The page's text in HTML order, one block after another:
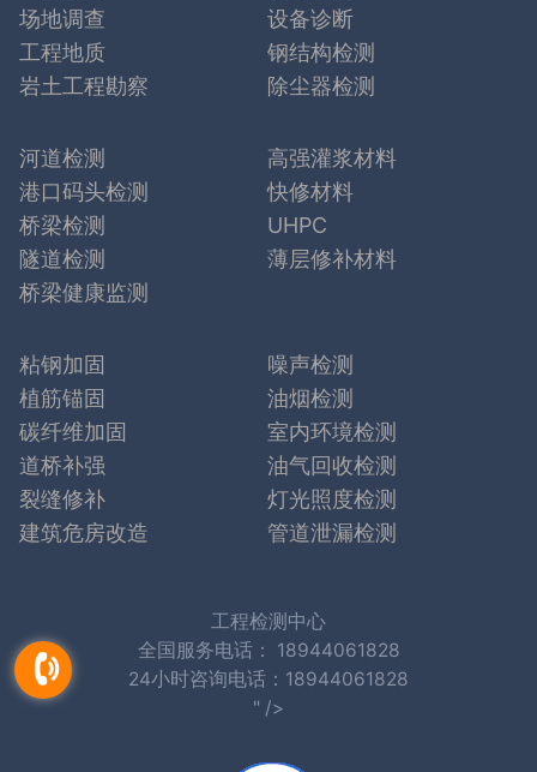
场地调查
工程地质
岩土工程勘察
设备诊断
钢结构检测
除尘器检测
河道检测
港口码头检测
桥梁检测
隧道检测
桥梁健康监测
高强灌浆材料
快修材料
UHPC
薄层修补材料
粘钢加固
植筋锚固
碳纤维加固
道桥补强
裂缝修补
建筑危房改造
噪声检测
油烟检测
室内环境检测
油气回收检测
灯光照度检测
管道泄漏检测
工程检测中心
全国服务电话： 18944061828
24小时咨询电话：18944061828
" />